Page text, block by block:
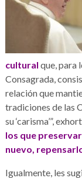
cultural que, para
Consagrada,
relación que
tradiciones de las
su ‘carisma’”,
los que
nuevo,
Igualmente, les